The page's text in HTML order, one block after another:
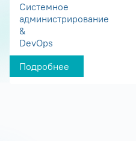
Системное
администрирование
&
DevOps
Подробнее